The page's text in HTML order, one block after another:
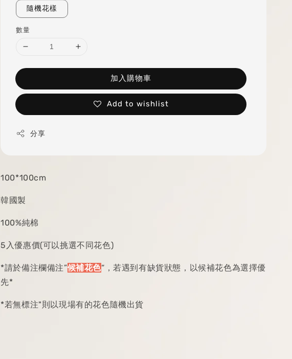
隨機花樣
數量
加入購物車
Add to wishlist
分享
100*100cm
韓國製
100%純棉
5入優惠價(可以挑選不同花色)
*請於備注欄備注”候補花色“，若遇到有缺貨狀態，以候補花色為選擇優
先*
*若無標注"則以現場有的花色隨機出貨